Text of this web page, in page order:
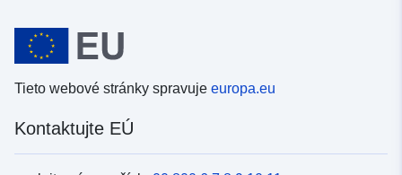
Tieto webové stránky spravuje europa.eu
Kontaktujte EÚ